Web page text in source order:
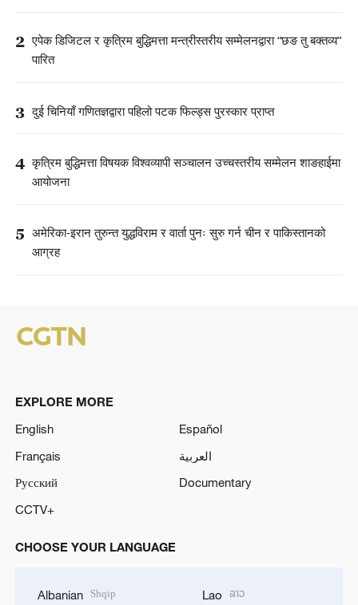
2 एपेक डिजिटल र कृत्रिम बुद्धिमत्ता मन्त्रीस्तरीय सम्मेलनद्वारा “छङ तु बक्तव्य”
पारित
3 दुई चिनियाँ गणितज्ञद्वारा पहिलो पटक फिल्ड्स पुरस्कार प्राप्त
4 कृत्रिम बुद्धिमत्ता विषयक विश्वव्यापी सञ्चालन उच्चस्तरीय सम्मेलन शाङहाईमा
आयोजना
5 अमेरिका-इरान तुरुन्त युद्धविराम र वार्ता पुनः सुरु गर्न चीन र पाकिस्तानको
आग्रह
EXPLORE MORE
English
Español
Français
العربية
Русский
Documentary
CCTV+
CHOOSE YOUR LANGUAGE
Albanian Shqip Lao ລາວ